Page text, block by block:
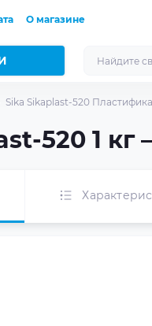
О магазине
Sika Sikaplast-520
520 1 кг